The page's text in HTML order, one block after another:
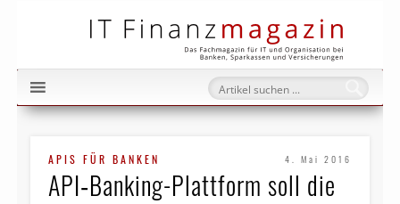
APIS FÜR BANKEN 4. Mai 2016
API‑Banking-Plattform soll die